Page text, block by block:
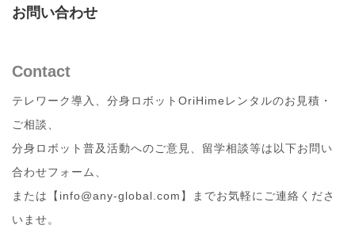
お問い合わせ
Contact
テレワーク導入、分身ロボットOriHimeレンタルのお見積・
ご相談、
分身ロボット普及活動へのご意見、留学相談等は以下お問い
合わせフォーム、
または【info@any-global.com】までお気軽にご連絡くださ
いませ。